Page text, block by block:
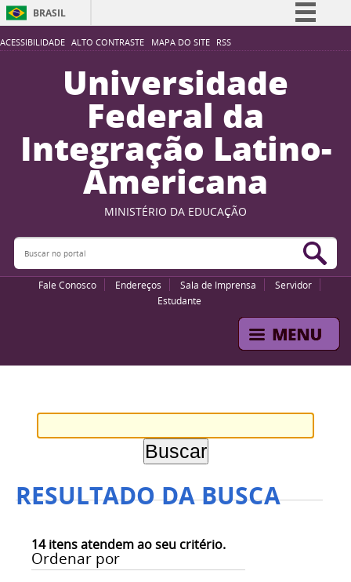
ACESSIBILIDADE ALTO CONTRASTE MAPA DO SITE RSS
BRASIL
Simplifique!
Participe
Acesso à informação
Legislação
Canais
Universidade
Federal da
Integração Latino-
Americana
MINISTÉRIO DA EDUCAÇÃO
Buscar no portal
Fale Conosco Endereços Sala de Imprensa
Servidor
Estudante
RESULTADO DA BUSCA
14itens atendem ao seu critério.
Ordenar por